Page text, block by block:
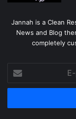
Jannah is a Clean
News and Blog
completely
posta
adresinizi